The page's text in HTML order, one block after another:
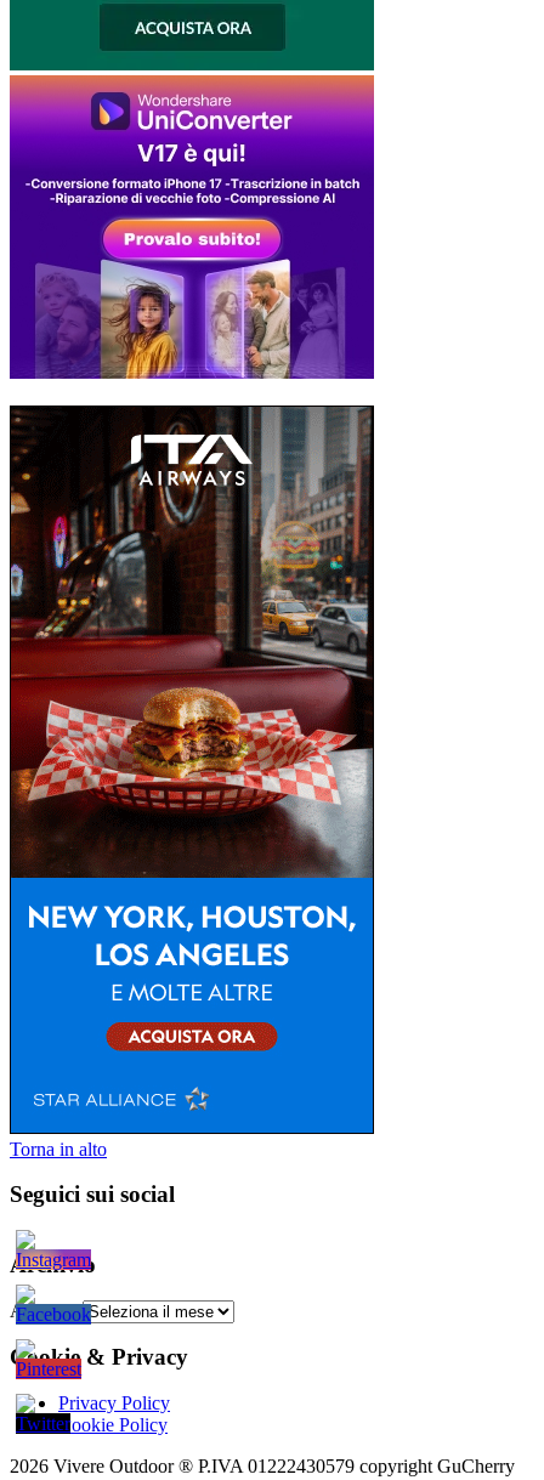
Torna in alto
Seguici sui social
Archivio
Archivio
Cookie & Privacy
Privacy Policy
Cookie Policy
2026 Vivere Outdoor ® P.IVA 01222430579 copyright GuCherry